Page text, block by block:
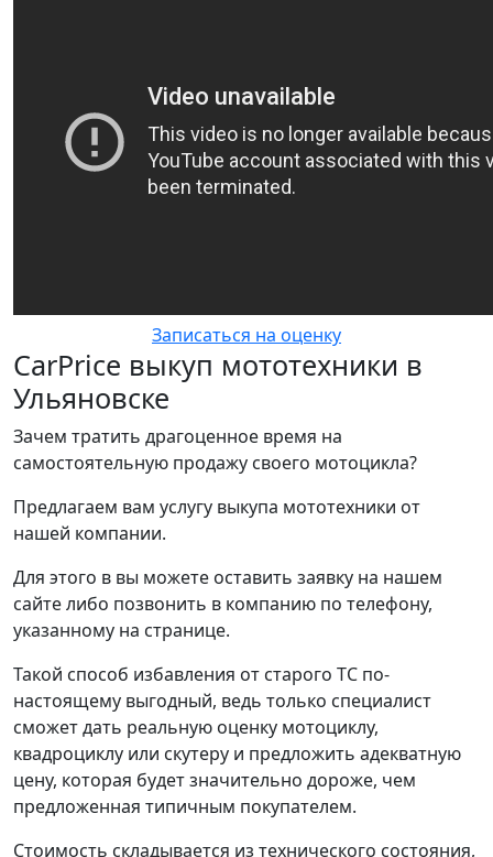
Записаться на оценку
CarPrice выкуп мототехники в
Ульяновске
Зачем тратить драгоценное время на
самостоятельную продажу своего мотоцикла?
Предлагаем вам услугу выкупа мототехники от
нашей компании.
Для этого в вы можете оставить заявку на нашем
сайте либо позвонить в компанию по телефону,
указанному на странице.
Такой способ избавления от старого ТС по-
настоящему выгодный, ведь только специалист
сможет дать реальную оценку мотоциклу,
квадроциклу или скутеру и предложить адекватную
цену, которая будет значительно дороже, чем
предложенная типичным покупателем.
Стоимость складывается из технического состояния,